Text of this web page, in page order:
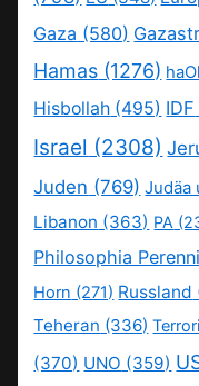
Gaza (580)
Hamas (1276)
Hisbollah (495) IDF
Israel (2308)
Juden (769) Judäa
Libanon (363) PA
Philosophia
Horn (271) Russland
Teheran (336)
(370) UNO (359)